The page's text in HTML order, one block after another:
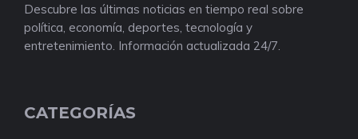
Descubre las últimas noticias en tiempo real sobre
política, economía, deportes, tecnología y
entretenimiento. Información actualizada 24/7.
CATEGORÍAS